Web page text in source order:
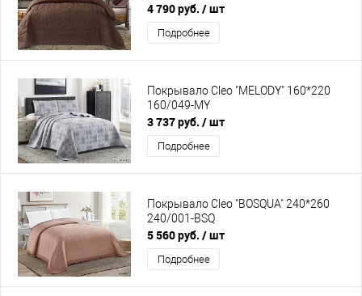
4 790 руб. / шт
Подробнее
Покрывало Cleo "MELODY" 160*220
160/049-MY
3 737 руб. / шт
Подробнее
Покрывало Cleo "BOSQUA" 240*260
240/001-BSQ
5 560 руб. / шт
Подробнее